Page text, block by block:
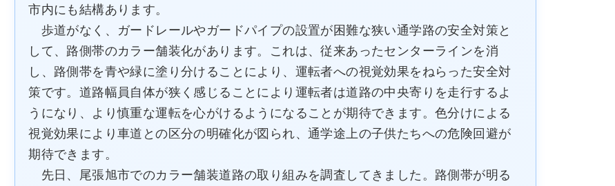
市内にも結構あります。
歩道がなく、ガードレールやガードパイプの設置が困難な狭い通学路の安全対策と
して、路側帯のカラー舗装化があります。これは、従来あったセンターラインを消
し、路側帯を青や緑に塗り分けることにより、運転者への視覚効果をねらった安全対
策です。道路幅員自体が狭く感じることにより運転者は道路の中央寄りを走行するよ
うになり、より慎重な運転を心がけるようになることが期待できます。色分けによる
視覚効果により車道との区分の明確化が図られ、通学途上の子供たちへの危険回避が
期待できます。
先日、尾張旭市でのカラー舗装道路の取り組みを調査してきました。路側帯が明る